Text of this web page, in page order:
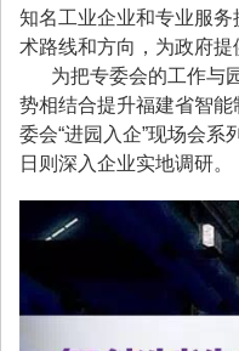
知名工业企业和专业服
术路线和方向，为政府
为把专委会的工作与
势相结合提升福建省智
委会“进园入企”现场会
日则深入企业实地调研。